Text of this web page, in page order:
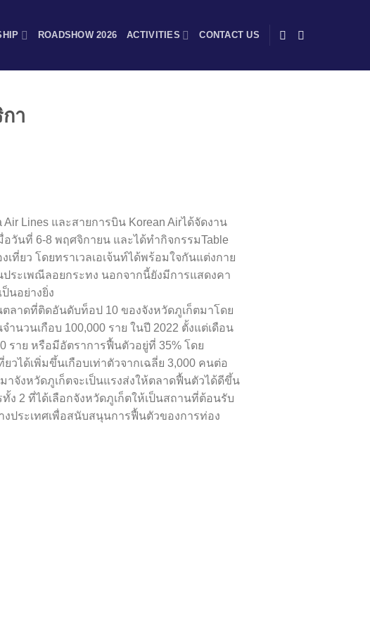
ROADSHOW 2026 ACTIVITIES CONTACT US
า
Lines และสายการบิน Korean Airได้จัดงาน
อวันที่ 6-8 พฤศจิกายน และได้ทำกิจกรรมTable
ที่ยว โดยทราเวลเอเจ้นท์ได้พร้อมใจกันแต่งกาย
ระเพณีลอยกระทง นอกจากนี้ยังมีการแสดงคา
นอย่างยิ่ง
ลาดที่ติดอันดับท็อป 10 ของจังหวัดภูเก็ตมาโดย
นวนเกือบ 100,000 ราย ในปี 2022 ตั้งแต่เดือน
ราย หรือมีอัตราการฟื้นตัวอยู่ที่ 35% โดย
ได้เพิ่มขึ้นเกือบเท่าตัวจากเฉลี่ย 3,000 คนต่อ
าจังหวัดภูเก็ตจะเป็นแรงส่งให้ตลาดฟื้นตัวได้ดีขึ้น
2 ที่ได้เลือกจังหวัดภูเก็ตให้เป็นสถานที่ต้อนรับ
ประเทศเพื่อสนับสนุนการฟื้นตัวของการท่อง